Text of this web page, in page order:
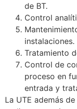
de BT.
Control
instalaciones.
Tratamiento
Control de
proceso en
entrada y
La UTE además